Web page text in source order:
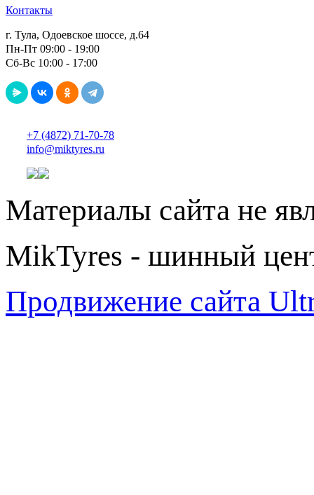
Контакты
г. Тула, Одоевское шоссе, д.64
Пн-Пт 09:00 - 19:00
Сб-Вс 10:00 - 17:00
+7 (4872) 71-70-78
info@miktyres.ru
Материалы сайта не
MikTyres - шинный
Продвижение сайта